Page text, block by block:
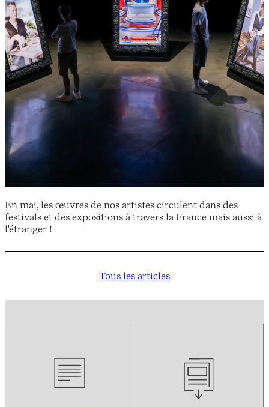
En mai, les œuvres de nos artistes circulent dans des
festivals et des expositions à travers la France mais aussi à
l'étranger !
Tous les articles